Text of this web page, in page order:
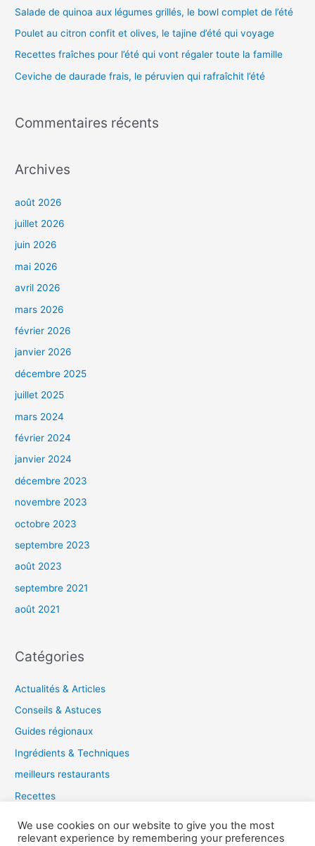
h
e
Salade de quinoa aux légumes grillés, le bowl complet de l’été
Poulet au citron confit et olives, le tajine d’été qui voyage
Recettes fraîches pour l’été qui vont régaler toute la famille
Ceviche de daurade frais, le péruvien qui rafraîchit l’été
Commentaires récents
Archives
août 2026
juillet 2026
juin 2026
mai 2026
avril 2026
mars 2026
février 2026
janvier 2026
décembre 2025
juillet 2025
mars 2024
février 2024
janvier 2024
décembre 2023
novembre 2023
octobre 2023
septembre 2023
août 2023
septembre 2021
août 2021
Catégories
Actualités & Articles
Conseils & Astuces
Guides régionaux
Ingrédients & Techniques
meilleurs restaurants
Recettes
We use cookies on our website to give you the most
relevant experience by remembering your preferences